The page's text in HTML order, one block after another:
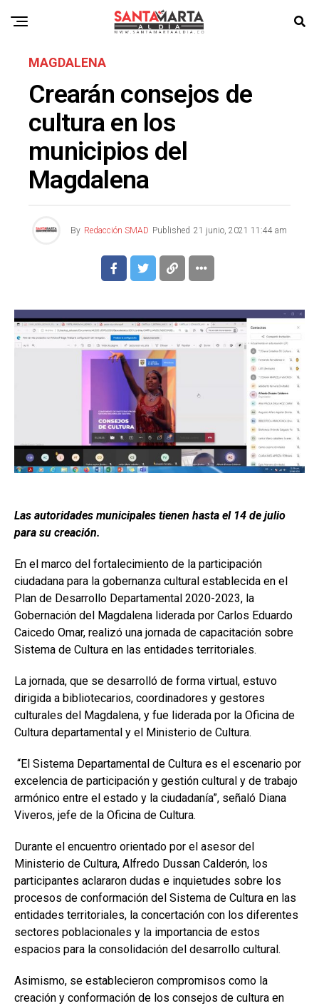
MAGDALENA
Crearán consejos de
cultura en los
municipios del
Magdalena
By Redacción SMAD Published 21 junio, 2021 11:44 am
Las autoridades municipales tienen hasta el 14 de julio
para su creación.
En el marco del fortalecimiento de la participación
ciudadana para la gobernanza cultural establecida en el
Plan de Desarrollo Departamental 2020-2023, la
Gobernación del Magdalena liderada por Carlos Eduardo
Caicedo Omar, realizó una jornada de capacitación sobre
Sistema de Cultura en las entidades territoriales.
La jornada, que se desarrolló de forma virtual, estuvo
dirigida a bibliotecarios, coordinadores y gestores
culturales del Magdalena, y fue liderada por la Oficina de
Cultura departamental y el Ministerio de Cultura.
“El Sistema Departamental de Cultura es el escenario por
excelencia de participación y gestión cultural y de trabajo
armónico entre el estado y la ciudadanía”, señaló Diana
Viveros, jefe de la Oficina de Cultura.
Durante el encuentro orientado por el asesor del
Ministerio de Cultura, Alfredo Dussan Calderón, los
participantes aclararon dudas e inquietudes sobre los
procesos de conformación del Sistema de Cultura en las
entidades territoriales, la concertación con los diferentes
sectores poblacionales y la importancia de estos
espacios para la consolidación del desarrollo cultural.
Asimismo, se establecieron compromisos como la
creación y conformación de los consejos de cultura en